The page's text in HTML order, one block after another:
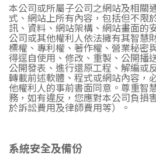
本公司或所屬子公司之網站及相關
式、網站上所有內容，包括但不限
訊、資料、網站架構、網站畫面的
公司或其他權利人依法擁有其智慧
標權、專利權、著作權、營業秘密
得逕自使用、修改、重製、公開播
公開發表、進行還原工程、解編或
轉載前述軟體、程式或網站內容，
他權利人的事前書面同意。尊重智
務，如有違反，您應對本公司負損
於訴訟費用及律師費用等）。
系統安全及備份